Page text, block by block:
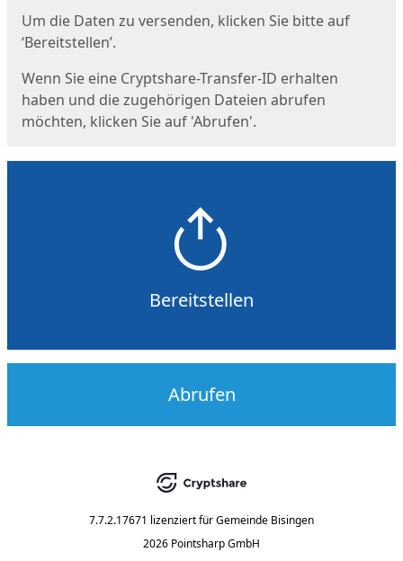
Um die Daten zu versenden, klicken Sie bitte auf
‘Bereitstellen’.
Wenn Sie eine Cryptshare-Transfer-ID erhalten
haben und die zugehörigen Dateien abrufen
möchten, klicken Sie auf 'Abrufen'.
Bereitstellen
Abrufen
7.7.2.17671 lizenziert fürGemeinde Bisingen
2026 Pointsharp GmbH